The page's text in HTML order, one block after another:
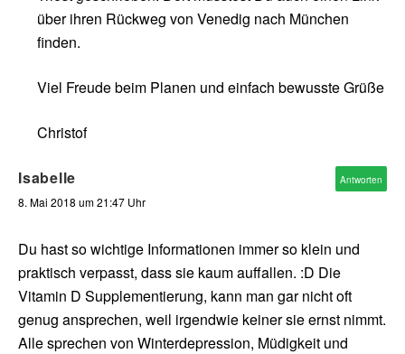
über ihren Rückweg von Venedig nach München
finden.
Viel Freude beim Planen und einfach bewusste Grüße
Christof
Isabelle
8. Mai 2018 um 21:47 Uhr
Du hast so wichtige Informationen immer so klein und
praktisch verpasst, dass sie kaum auffallen. :D Die
Vitamin D Supplementierung, kann man gar nicht oft
genug ansprechen, weil irgendwie keiner sie ernst nimmt.
Alle sprechen von Winterdepression, Müdigkeit und
Antworten